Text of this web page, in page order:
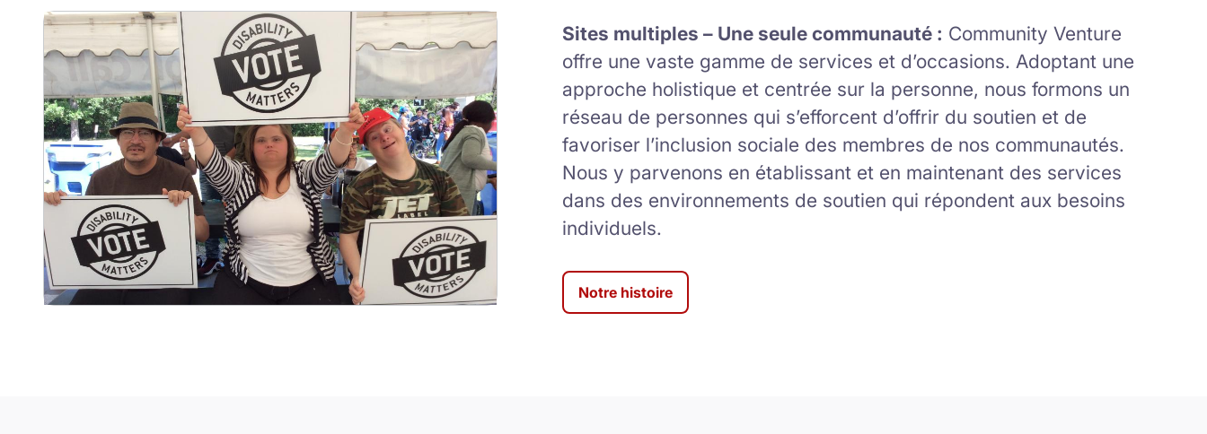
Sites multiples – Une seule communauté : Community Venture
offre une vaste gamme de services et d’occasions. Adoptant une
approche holistique et centrée sur la personne, nous formons un
réseau de personnes qui s’efforcent d’offrir du soutien et de
favoriser l’inclusion sociale des membres de nos communautés.
Nous y parvenons en établissant et en maintenant des services
dans des environnements de soutien qui répondent aux besoins
individuels.
Notre histoire